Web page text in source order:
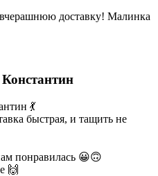
доставку! Малинка
💃
быстрая, и тащить не
понравилась 😀🙃
🙌